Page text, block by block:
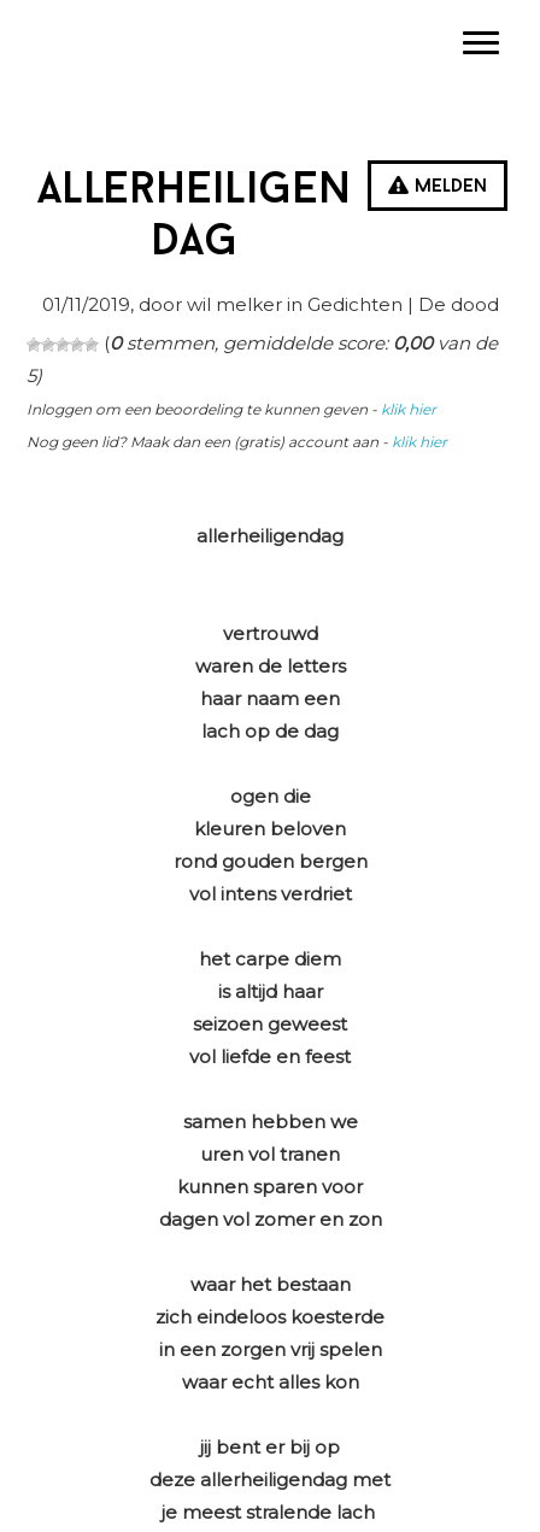
Melden
Allerheiligen
dag
01/11/2019, door wil melker in Gedichten | De dood
(0stemmen, gemiddelde score:0,00van de
5)
Inloggen om een beoordeling te kunnen geven - klik hier
Nog geen lid? Maak dan een (gratis) account aan - klik hier
allerheiligendag
vertrouwd
waren de letters
haar naam een
lach op de dag
ogen die
kleuren beloven
rond gouden bergen
vol intens verdriet
het carpe diem
is altijd haar
seizoen geweest
vol liefde en feest
samen hebben we
uren vol tranen
kunnen sparen voor
dagen vol zomer en zon
waar het bestaan
zich eindeloos koesterde
in een zorgen vrij spelen
waar echt alles kon
jij bent er bij op
deze allerheiligendag met
je meest stralende lach